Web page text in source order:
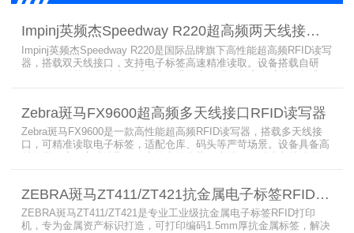
Impinj英频杰Speedway R220超高频两天线接口RFID读写器
Impinj英频杰Speedway R220是国际品牌旗下高性能超高频RFID读写
器，搭载双天线接口，支持电子标签高速精准读取。设备搭载自研
备。
Zebra斑马FX9600超高频多天线接口RFID读写器
Zebra斑马FX9600是一款高性能超高频RFID读写器，搭载多天线接
口，可精准读取电子标签，适配仓库、码头等严苛场景。设备具备高
ZEBRA斑马ZT411/ZT421抗金属电子标签RFID打印机
ZEBRA斑马ZT411/ZT421是专业工业级抗金属电子标签RFID打印
机，专为金属资产标识打造，可打印编码1.5mm厚抗金属标签，解决